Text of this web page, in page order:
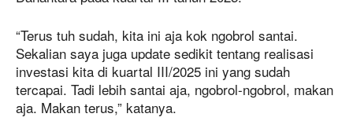
“Terus tuh sudah, kita ini aja kok ngobrol santai.
Sekalian saya juga update sedikit tentang realisasi
investasi kita di kuartal III/2025 ini yang sudah
tercapai. Tadi lebih santai aja, ngobrol-ngobrol, makan
aja. Makan terus,” katanya.